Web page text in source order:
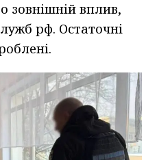
зовнішній вплив,
рф. Остаточні